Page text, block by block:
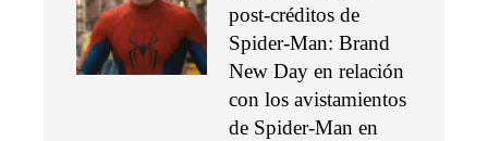
post-créditos de
Spider-Man: Brand
New Day en relación
con los avistamientos
de Spider-Man en